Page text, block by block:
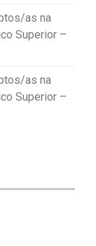
as na
Superior –
as na
Superior –